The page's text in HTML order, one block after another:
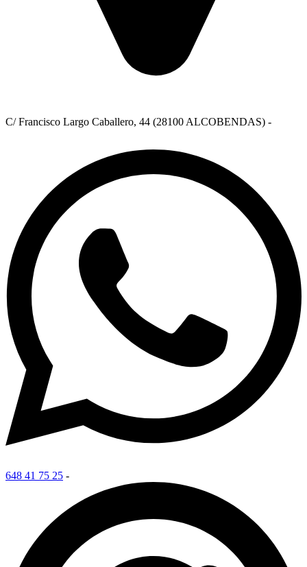
C/ Francisco Largo Caballero, 44 (28100 ALCOBENDAS) -
648 41 75 25 -